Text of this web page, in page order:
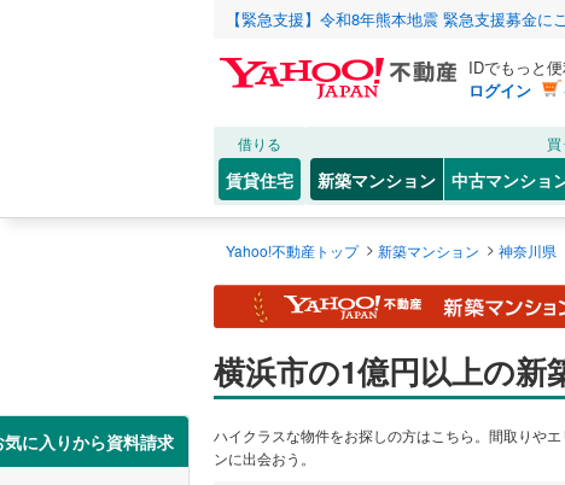
【緊急支援】令和8年熊本地震 緊急支援募金に
IDでもっと
ログイン
借りる
賃貸住宅
買
新築マンション 中古マンショ
Yahoo!不動産トップ> 新築マンション > 神奈川県
横浜市の1億円以上の新
ハイクラスな物件をお探しの方はこちら。間取りや
ンに出会おう。
気に入りから資料請求